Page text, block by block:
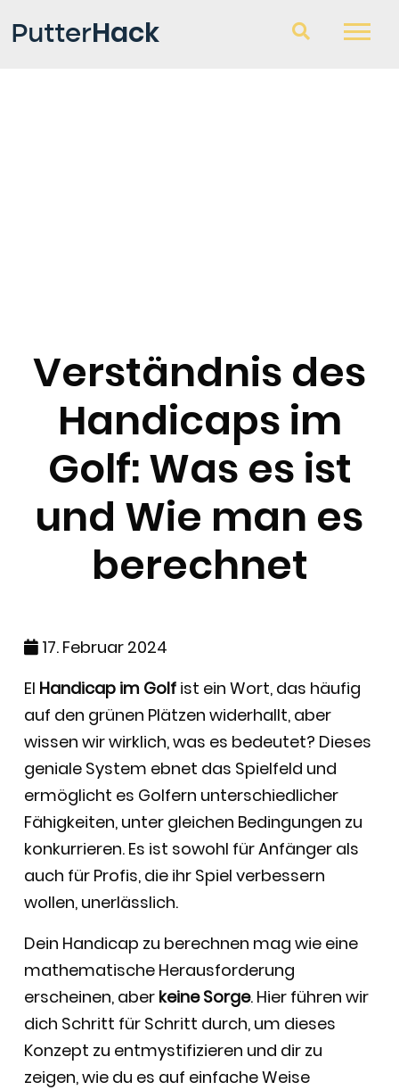
PutterHack
Verständnis des
Handicaps im
Golf: Was es ist
und Wie man es
berechnet
17. Februar 2024
El Handicap im Golf ist ein Wort, das häufig
auf den grünen Plätzen widerhallt, aber
wissen wir wirklich, was es bedeutet? Dieses
geniale System ebnet das Spielfeld und
ermöglicht es Golfern unterschiedlicher
Fähigkeiten, unter gleichen Bedingungen zu
konkurrieren. Es ist sowohl für Anfänger als
auch für Profis, die ihr Spiel verbessern
wollen, unerlässlich.
Dein Handicap zu berechnen mag wie eine
mathematische Herausforderung
erscheinen, aber keine Sorge. Hier führen wir
dich Schritt für Schritt durch, um dieses
Konzept zu entmystifizieren und dir zu
zeigen, wie du es auf einfache Weise